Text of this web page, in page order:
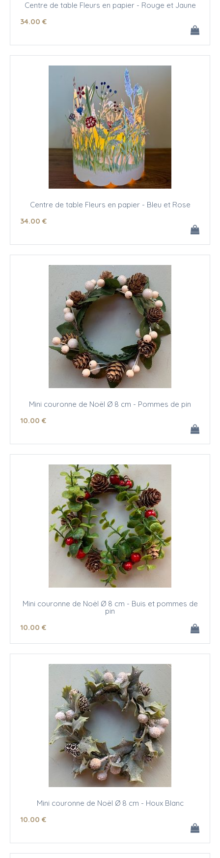
Centre de table Fleurs en papier - Rouge et Jaune
34.00 €
Centre de table Fleurs en papier - Bleu et Rose
34.00 €
Mini couronne de Noël Ø 8 cm - Pommes de pin
10.00 €
Mini couronne de Noël Ø 8 cm - Buis et pommes de
pin
10.00 €
Mini couronne de Noël Ø 8 cm - Houx Blanc
10.00 €